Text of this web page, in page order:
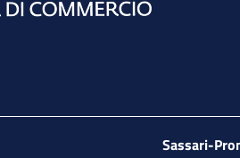
Sassari-